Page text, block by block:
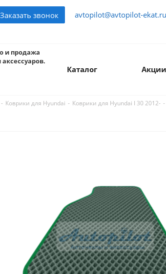
Заказать звонок avtopilot@avtopilot-ekat.ru
и продажа
Каталог Акции
- Коврики для Hyundai - Коврики для Hyundai I 30 2012- -